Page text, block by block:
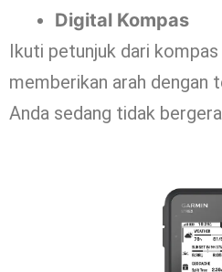
Digital Kompas
Ikuti petunjuk dari
memberikan arah dengan
Anda sedang tidak